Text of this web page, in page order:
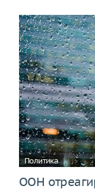
Политика
ООН